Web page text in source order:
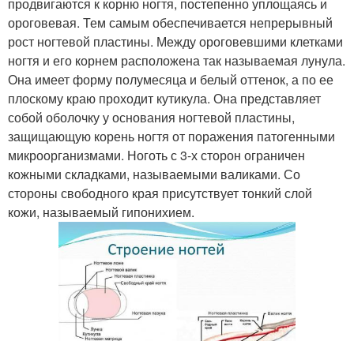
ороговевая. Тем самым обеспечивается непрерывный
рост ногтевой пластины. Между ороговевшими клетками
ногтя и его корнем расположена так называемая лунула.
Она имеет форму полумесяца и белый оттенок, а по ее
плоскому краю проходит кутикула. Она представляет
собой оболочку у основания ногтевой пластины,
защищающую корень ногтя от поражения патогенными
микроорганизмами. Ноготь с 3-х сторон ограничен
кожными складками, называемыми валиками. Со
стороны свободного края присутствует тонкий слой
кожи, называемый гипонихием.